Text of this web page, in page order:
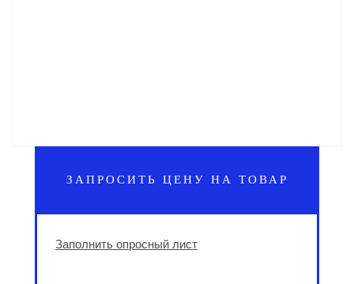
ЗАПРОСИТЬ ЦЕНУ НА ТОВАР
Заполнить опросный лист